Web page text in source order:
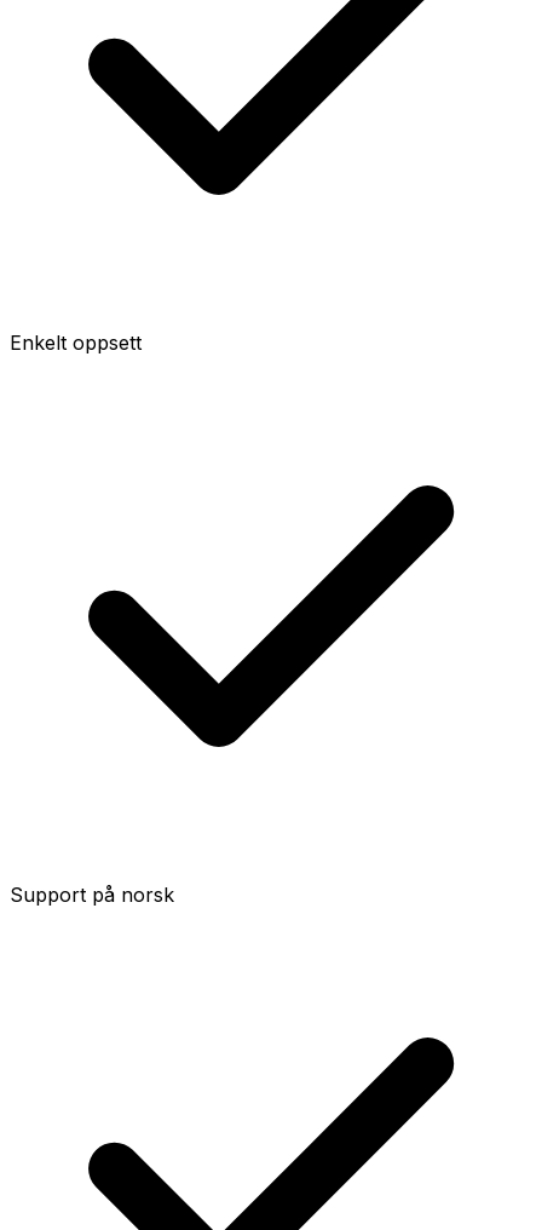
Enkelt oppsett
Support på norsk